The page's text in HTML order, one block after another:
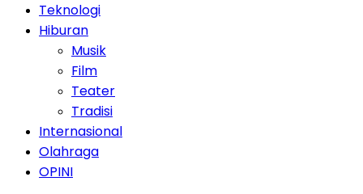
Teknologi
Hiburan
Musik
Film
Teater
Tradisi
Internasional
Olahraga
OPINI